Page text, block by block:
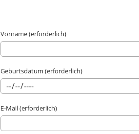
Vorname (erforderlich)
Geburtsdatum (erforderlich)
E-Mail (erforderlich)